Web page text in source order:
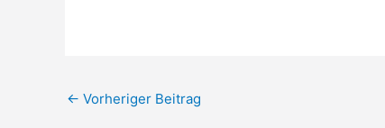
← Vorheriger Beitrag